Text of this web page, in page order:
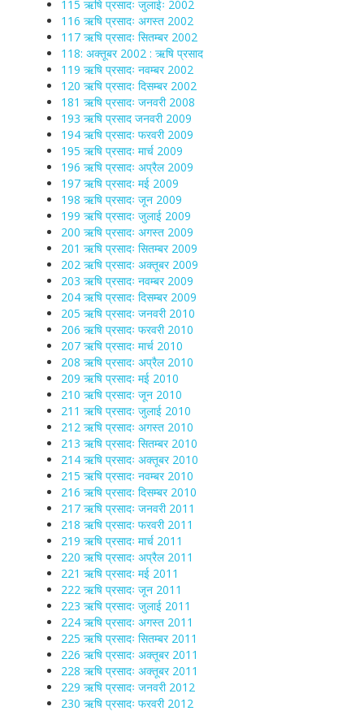
115 ऋषि प्रसादः जुलाईः 2002
116 ऋषि प्रसादः अगस्त 2002
117 ऋषि प्रसादः सितम्बर 2002
118: अक्तूबर 2002 : ऋषि प्रसाद
119 ऋषि प्रसादः नवम्बर 2002
120 ऋषि प्रसादः दिसम्बर 2002
181 ऋषि प्रसादः जनवरी 2008
193 ऋषि प्रसाद जनवरी 2009
194 ऋषि प्रसादः फरवरी 2009
195 ऋषि प्रसादः मार्च 2009
196 ऋषि प्रसादः अप्रैल 2009
197 ऋषि प्रसादः मई 2009
198 ऋषि प्रसादः जून 2009
199 ऋषि प्रसादः जुलाई 2009
200 ऋषि प्रसादः अगस्त 2009
201 ऋषि प्रसादः सितम्बर 2009
202 ऋषि प्रसादः अक्तूबर 2009
203 ऋषि प्रसादः नवम्बर 2009
204 ऋषि प्रसादः दिसम्बर 2009
205 ऋषि प्रसादः जनवरी 2010
206 ऋषि प्रसादः फरवरी 2010
207 ऋषि प्रसादः मार्च 2010
208 ऋषि प्रसादः अप्रैल 2010
209 ऋषि प्रसादः मई 2010
210 ऋषि प्रसादः जून 2010
211 ऋषि प्रसादः जुलाई 2010
212 ऋषि प्रसादः अगस्त 2010
213 ऋषि प्रसादः सितम्बर 2010
214 ऋषि प्रसादः अक्तूबर 2010
215 ऋषि प्रसादः नवम्बर 2010
216 ऋषि प्रसादः दिसम्बर 2010
217 ऋषि प्रसादः जनवरी 2011
218 ऋषि प्रसादः फरवरी 2011
219 ऋषि प्रसादः मार्च 2011
220 ऋषि प्रसादः अप्रैल 2011
221 ऋषि प्रसादः मई 2011
222 ऋषि प्रसादः जून 2011
223 ऋषि प्रसादः जुलाई 2011
224 ऋषि प्रसादः अगस्त 2011
225 ऋषि प्रसादः सितम्बर 2011
226 ऋषि प्रसादः अक्तूबर 2011
228 ऋषि प्रसादः अक्तूबर 2011
229 ऋषि प्रसादः जनवरी 2012
230 ऋषि प्रसादः फरवरी 2012